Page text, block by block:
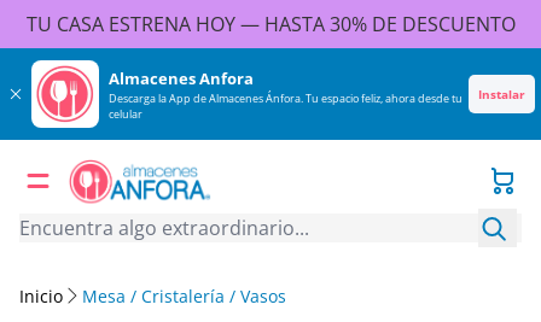
TU CASA ESTRENA HOY — HASTA 30% DE DESCUENTO
Almacenes Anfora
Descarga la App de Almacenes Ánfora. Tu espacio feliz, ahora desde tu
celular
Instalar
Inicio Mesa / Cristalería / Vasos